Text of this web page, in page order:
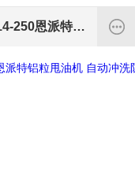
AMB-L2014-250恩派特金属压块机 长短料一键压缩